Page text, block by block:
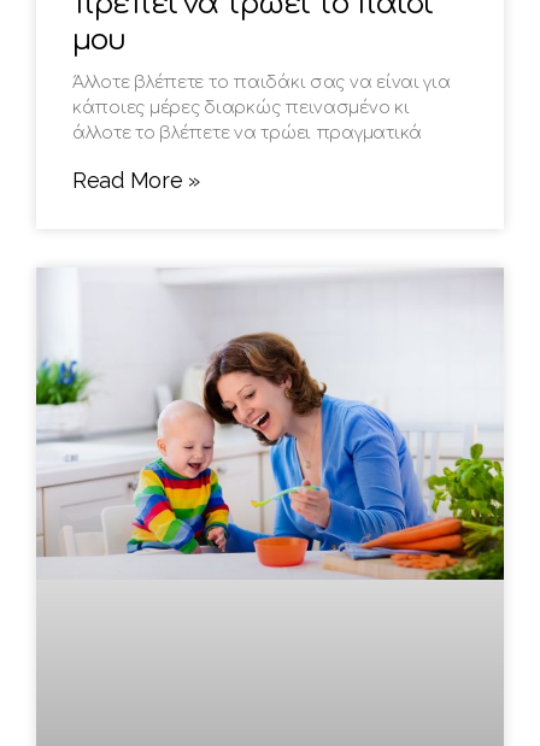
μου
Άλλοτε βλέπετε το παιδάκι σας να είναι για
κάποιες μέρες διαρκώς πεινασμένο κι
άλλοτε το βλέπετε να τρώει πραγματικά
Read More »